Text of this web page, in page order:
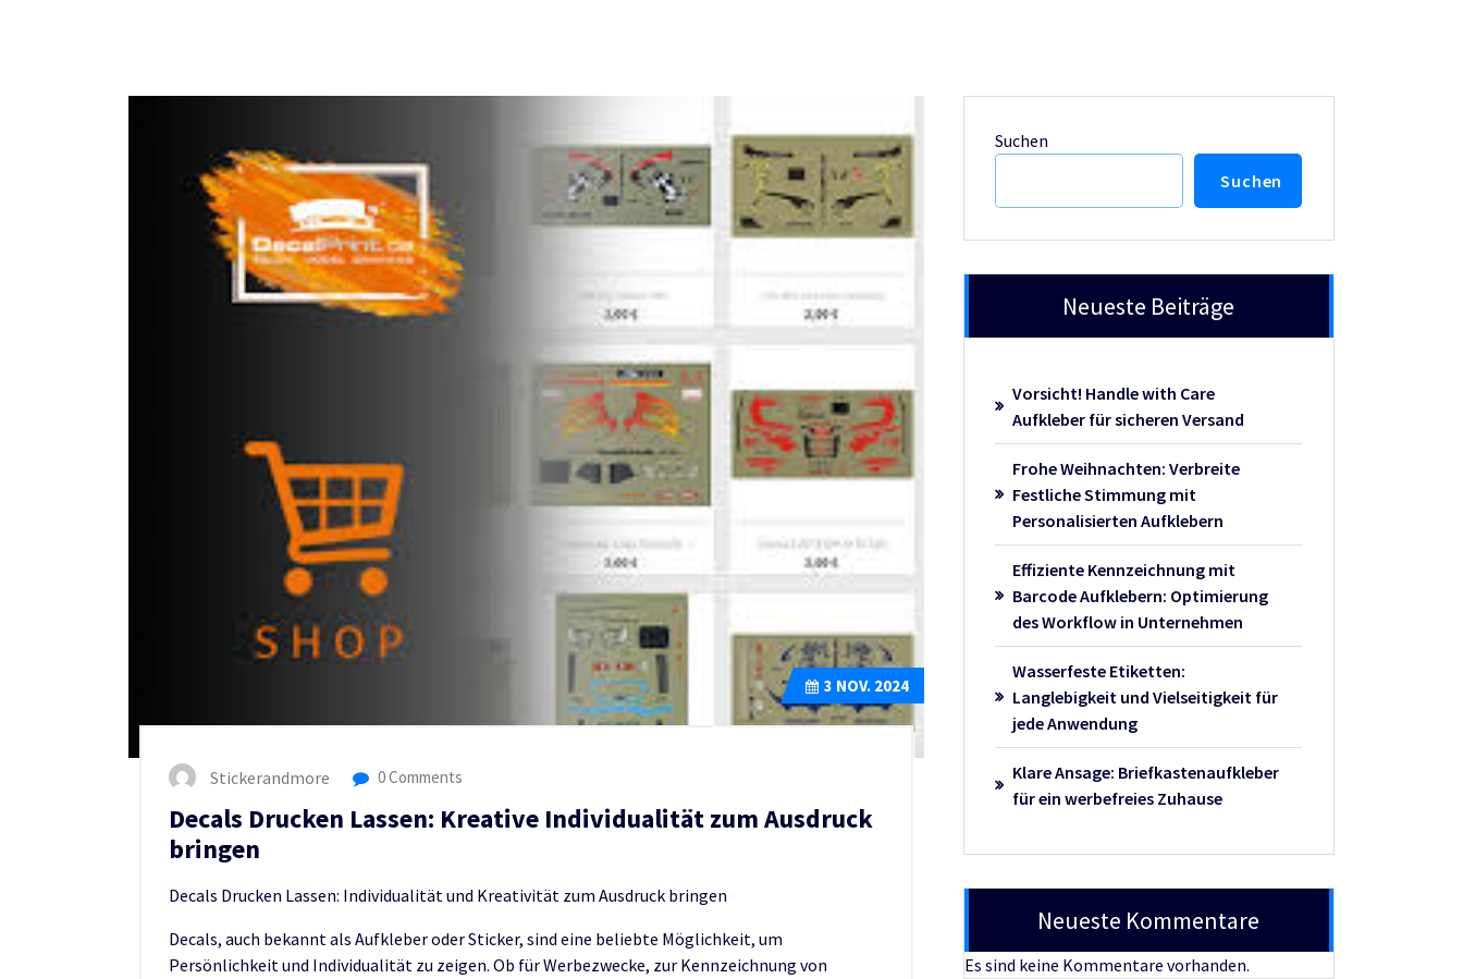
3 NOV. 2024
Stickerandmore 0 Comments
Decals Drucken Lassen: Kreative Individualität zum Ausdruck
bringen
Decals Drucken Lassen: Individualität und Kreativität zum Ausdruck bringen
Decals, auch bekannt als Aufkleber oder Sticker, sind eine beliebte Möglichkeit, um
Persönlichkeit und Individualität zu zeigen. Ob für Werbezwecke, zur Kennzeichnung von
Suchen
Suchen
Neueste Beiträge
Vorsicht! Handle with Care
Aufkleber für sicheren Versand
Frohe Weihnachten: Verbreite
Festliche Stimmung mit
Personalisierten Aufklebern
Effiziente Kennzeichnung mit
Barcode Aufklebern: Optimierung
des Workflow in Unternehmen
Wasserfeste Etiketten:
Langlebigkeit und Vielseitigkeit für
jede Anwendung
Klare Ansage: Briefkastenaufkleber
für ein werbefreies Zuhause
Neueste Kommentare
Es sind keine Kommentare vorhanden.